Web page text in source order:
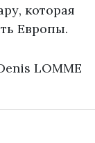
которая
Европы.
LOMME